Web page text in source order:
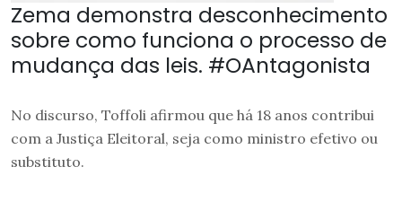
Zema demonstra desconhecimento
sobre como funciona o processo de
mudança das leis. #OAntagonista
No discurso, Toffoli afirmou que há 18 anos contribui
com a Justiça Eleitoral, seja como ministro efetivo ou
substituto.